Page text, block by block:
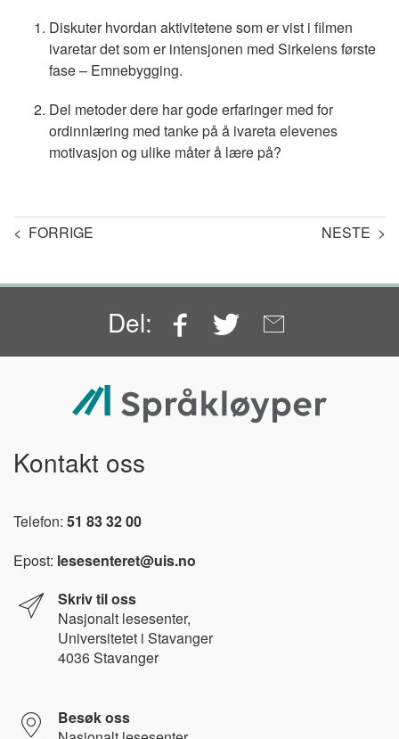
Diskuter hvordan aktivitetene som er vist i filmen
ivaretar det som er intensjonen med Sirkelens første
fase – Emnebygging.
Del metoder dere har gode erfaringer med for
ordinnlæring med tanke på å ivareta elevenes
motivasjon og ulike måter å lære på?
< FORRIGE NESTE >
Del: Facebook
Twitter
Kontakt oss
Telefon: 51 83 32 00
Epost: lesesenteret@uis.no
Skriv til oss
Nasjonalt lesesenter,
Universitetet i Stavanger
4036 Stavanger
Besøk oss